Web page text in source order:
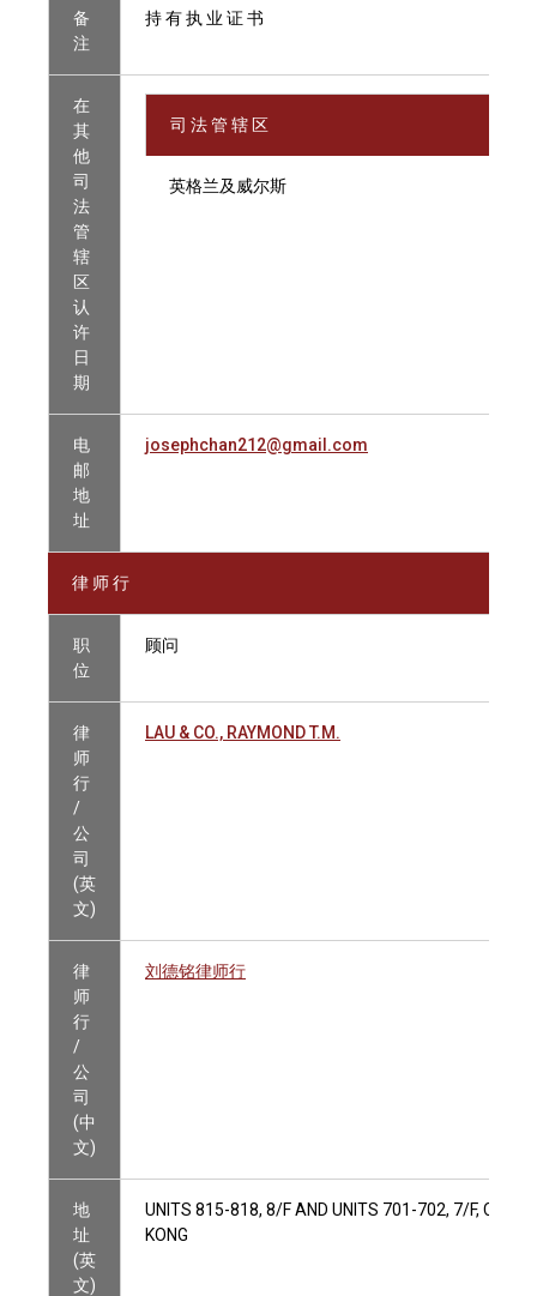
备
注
持 有 执 业 证 书
在
其
他
司
法
管
辖
区
认
许
日
期
司 法 管 辖 区
英格兰及威尔斯
电
邮
地
址
josephchan212@gmail.com
律 师 行
职
位
顾问
律
师
行
/
公
司
(英
文)
LAU & CO., RAYMOND T.M.
律
师
行
/
公
司
(中
文)
刘德铭律师行
地
址
(英
文)
UNITS 815-818, 8/F AND UNITS 701-702, 7/F, CHINA
KONG